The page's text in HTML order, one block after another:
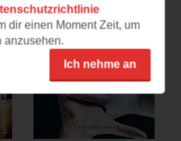
dir einen Moment Zeit, um
anzusehen.
Ich nehme an